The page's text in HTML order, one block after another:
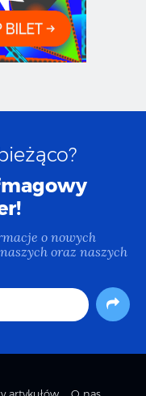
o nowych
oraz naszych